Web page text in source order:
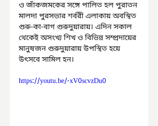
ও জাঁকজমকের সঙ্গে পালিত হল পুরাতন
মালদা পুরসভার শর্বরী এলাকায় অবস্থিত
গুরু-কা-বাগ গুরুদুয়ারায়। এদিন সকাল
থেকেই অসংখ্য শিখ ও বিভিন্ন সম্প্রদায়ের
মানুষজন গুরুদুয়ারায় উপস্থিত হয়ে
উৎসবে সামিল হন।
https://youtu.be/-xV0scvzDu0